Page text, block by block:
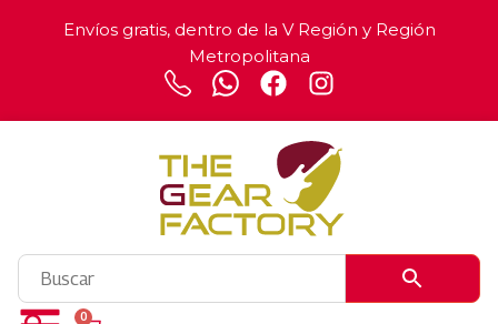
Envíos gratis, dentro de la V Región y Región
Metropolitana
0